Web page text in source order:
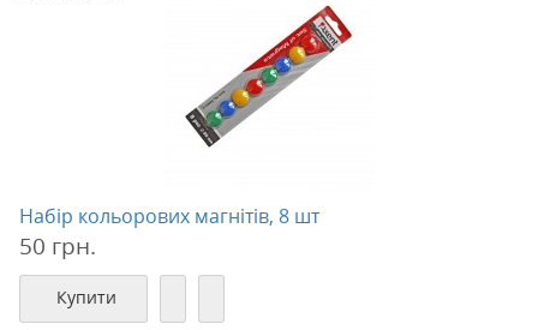
Набір кольорових магнітів, 8 шт
50 грн.
Купити